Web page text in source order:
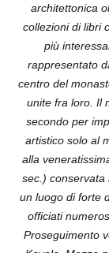
architettonica
collezioni di libri
più
rappresentato
centro del
unite fra loro. Il
secondo per
artistico solo al
alla
sec.) conservata
un luogo di forte
officiati
Proseguimento